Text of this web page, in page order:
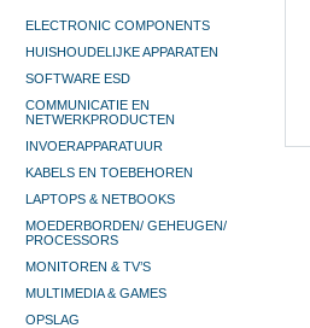
ELECTRONIC COMPONENTS
HUISHOUDELIJKE APPARATEN
SOFTWARE ESD
COMMUNICATIE EN
NETWERKPRODUCTEN
INVOERAPPARATUUR
KABELS EN TOEBEHOREN
LAPTOPS & NETBOOKS
MOEDERBORDEN/ GEHEUGEN/
PROCESSORS
MONITOREN & TV’S
MULTIMEDIA & GAMES
OPSLAG